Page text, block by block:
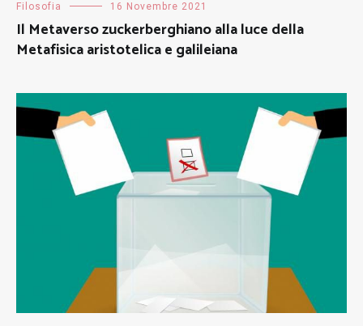
Filosofia 16 Novembre 2021
Il Metaverso zuckerberghiano alla luce della
Metafisica aristotelica e galileiana